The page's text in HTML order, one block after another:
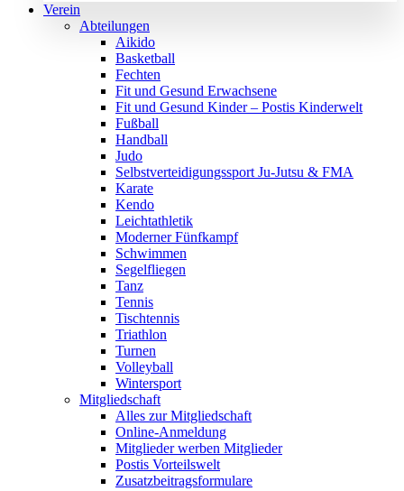
Verein
Abteilungen
Aikido
Basketball
Fechten
Fit und Gesund Erwachsene
Fit und Gesund Kinder – Postis Kinderwelt
Fußball
Handball
Judo
Selbstverteidigungssport Ju-Jutsu & FMA
Karate
Kendo
Leichtathletik
Moderner Fünfkampf
Schwimmen
Segelfliegen
Tanz
Tennis
Tischtennis
Triathlon
Turnen
Volleyball
Wintersport
Mitgliedschaft
Alles zur Mitgliedschaft
Online-Anmeldung
Mitglieder werben Mitglieder
Postis Vorteilswelt
Zusatzbeitragsformulare